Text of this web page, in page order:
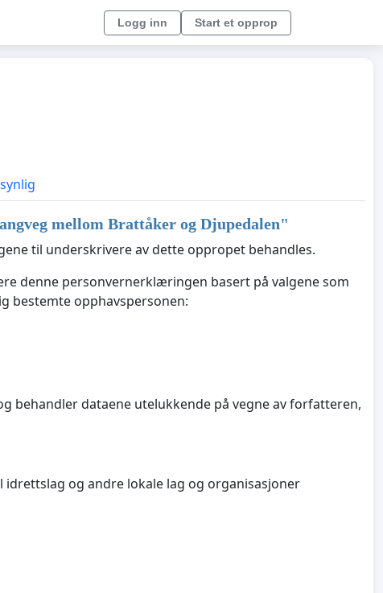
Logg inn Start et opprop
mellom Brattåker og Djupedalen"
til underskrivere av dette oppropet behandles.
denne personvernerklæringen basert på valgene som
bestemte opphavspersonen:
behandler dataene utelukkende på vegne av forfatteren,
og andre lokale lag og organisasjoner